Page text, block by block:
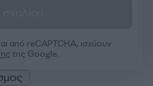
από reCAPTCHA, ισχύουν
της Google.